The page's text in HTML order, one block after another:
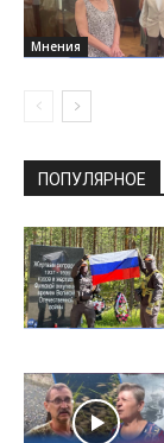
Мнения
ПОПУЛЯРНОЕ